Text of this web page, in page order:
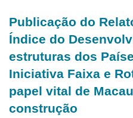
Publicação do
Índice do
estruturas dos
Iniciativa Faixa e
papel vital de
construção